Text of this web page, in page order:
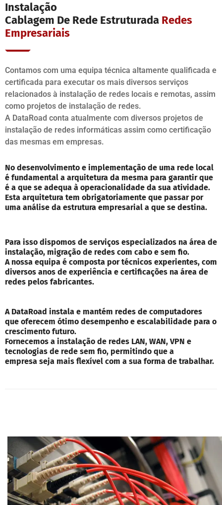
Instalação
Cablagem De Rede Estruturada Redes
Empresariais
Contamos com uma equipa técnica altamente qualificada e
certificada para executar os mais diversos serviços
relacionados à instalação de redes locais e remotas, assim
como projetos de instalação de redes.
A DataRoad conta atualmente com diversos projetos de
instalação de redes informáticas assim como certificação
das mesmas em empresas.
No desenvolvimento e implementação de uma rede local
é fundamental a arquitetura da mesma para garantir que
é a que se adequa à operacionalidade da sua atividade.
Esta arquitetura tem obrigatoriamente que passar por
uma análise da estrutura empresarial a que se destina.
Para isso dispomos de serviços especializados na área de
instalação, migração de redes com cabo e sem fio.
A nossa equipa é composta por técnicos experientes, com
diversos anos de experiência e certificações na área de
redes pelos fabricantes.
A DataRoad instala e mantém redes de computadores
que oferecem ótimo desempenho e escalabilidade para o
crescimento futuro.
Fornecemos a instalação de redes LAN, WAN, VPN e
tecnologias de rede sem fio, permitindo que a
empresa seja mais flexível com a sua forma de trabalhar.